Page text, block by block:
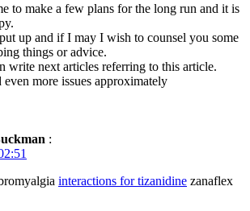
to make a few plans for the long run and it is
up and if I may I wish to counsel you some
things or advice.
write next articles referring to this article.
even more issues approximately
:
interactions for tizanidine zanaflex